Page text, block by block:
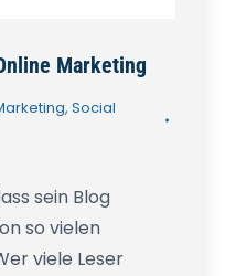
Marketing
, Social
sein Blog
so vielen
viele Leser